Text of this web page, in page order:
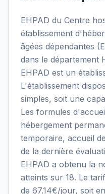
EHPAD du Centre
établissement
âgées dépendantes
dans le département
EHPAD est un
L'établissement
simples, soit une
Les formules
hébergement
temporaire, accueil
de la dernière
EHPAD a obtenu la
atteints sur 18. Le
de 67.14€/jour, soit